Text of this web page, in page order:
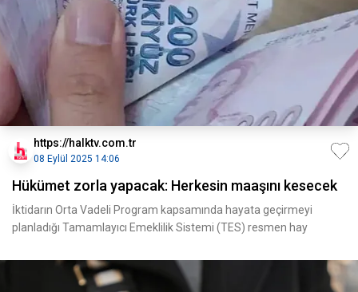
https://halktv.com.tr
08 Eylül 2025 14:06
Hükümet zorla yapacak: Herkesin maaşını kesecek
İktidarın Orta Vadeli Program kapsamında hayata geçirmeyi
planladığı Tamamlayıcı Emeklilik Sistemi (TES) resmen hay